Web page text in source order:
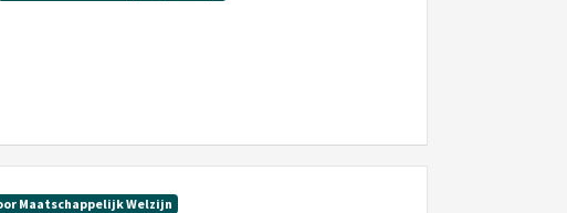
Maatschappelijk Welzijn